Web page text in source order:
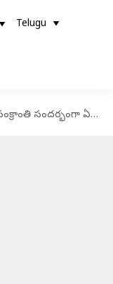
Telugu
సందర్భంగా ఏపీ ప్రయాణికులకు శుభవార్త